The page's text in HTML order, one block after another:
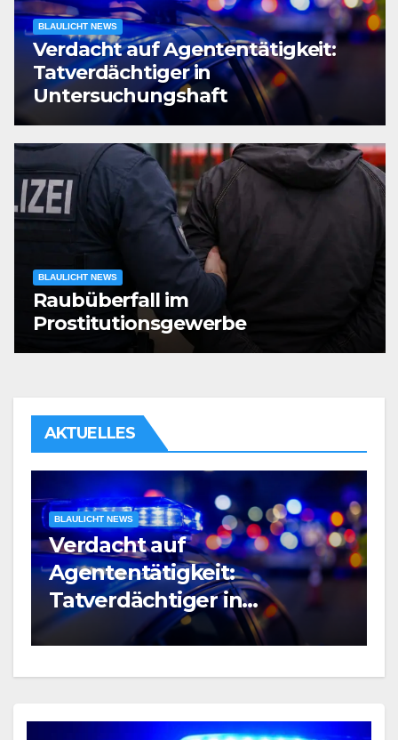
BLAULICHT NEWS
Verdacht auf Agententätigkeit:
Tatverdächtiger in
Untersuchungshaft
BLAULICHT NEWS
Raubüberfall im
Prostitutionsgewerbe
AKTUELLES
BLAULICHT NEWS
Verdacht auf
Agententätigkeit:
Tatverdächtiger in
Untersuchungshaft